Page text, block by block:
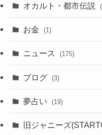
オカルト・都市伝説
お金 (1)
ニュース (175)
ブログ (3)
夢占い (19)
旧ジャニーズ